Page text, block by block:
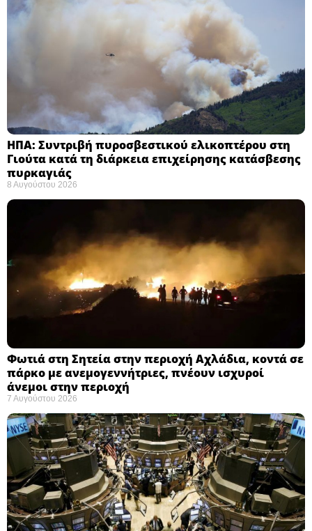
ΗΠΑ: Συντριβή πυροσβεστικού ελικοπτέρου στη
Γιούτα κατά τη διάρκεια επιχείρησης κατάσβεσης
πυρκαγιάς ​
8 Αυγούστου 2026
Φωτιά στη Σητεία στην περιοχή Αχλάδια, κοντά σε
πάρκο με ανεμογεννήτριες, πνέουν ισχυροί
άνεμοι στην περιοχή
7 Αυγούστου 2026